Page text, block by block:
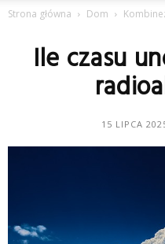
Strona główna Dom
Ile czasu
15 LIPCA